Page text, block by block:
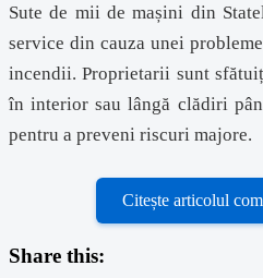
Sute de mii de mașini din
service din cauza unei
incendii. Proprietarii sunt
în interior sau lângă clădiri
pentru a preveni riscuri majore.
Citește articolul
Share this: